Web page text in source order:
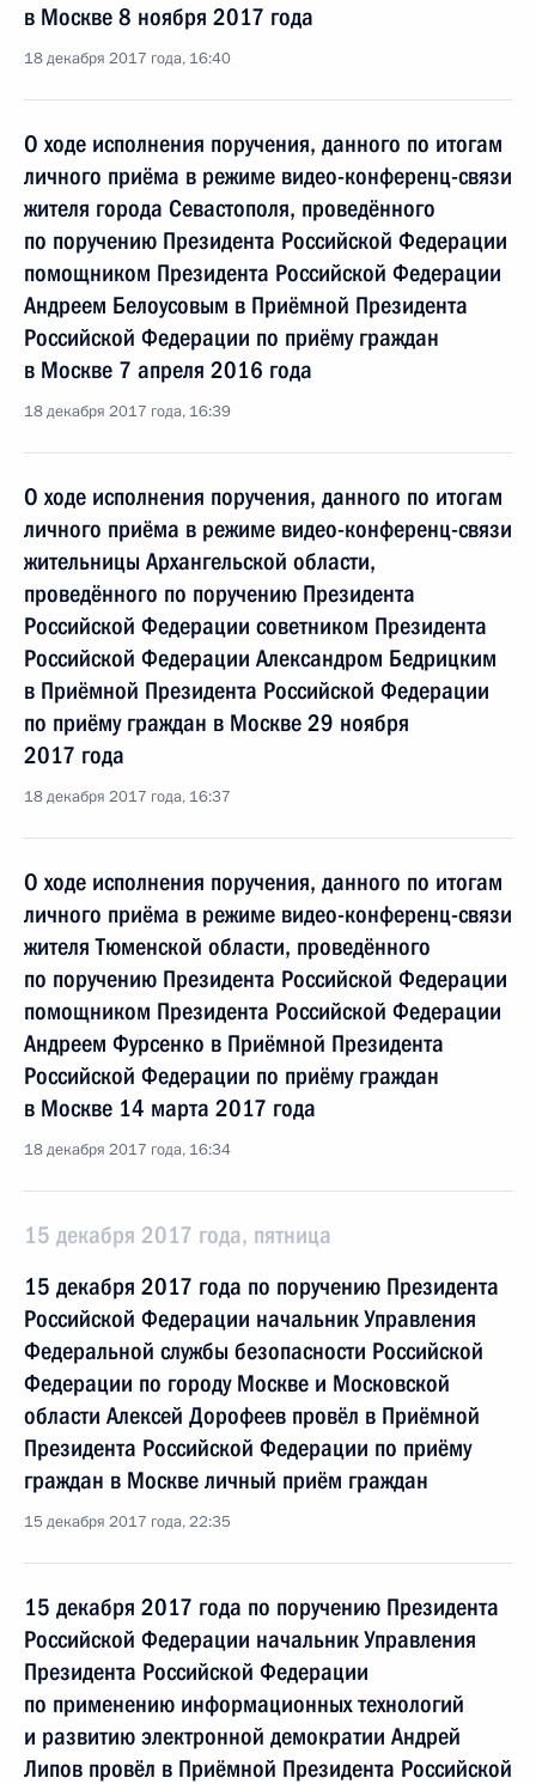
в Москве 8 ноября 2017 года
18 декабря 2017 года, 16:40
О ходе исполнения поручения, данного по итогам
личного приёма в режиме видео-конференц-связи
жителя города Севастополя, проведённого
по поручению Президента Российской Федерации
помощником Президента Российской Федерации
Андреем Белоусовым в Приёмной Президента
Российской Федерации по приёму граждан
в Москве 7 апреля 2016 года
18 декабря 2017 года, 16:39
О ходе исполнения поручения, данного по итогам
личного приёма в режиме видео-конференц-связи
жительницы Архангельской области,
проведённого по поручению Президента
Российской Федерации советником Президента
Российской Федерации Александром Бедрицким
в Приёмной Президента Российской Федерации
по приёму граждан в Москве 29 ноября
2017 года
18 декабря 2017 года, 16:37
О ходе исполнения поручения, данного по итогам
личного приёма в режиме видео-конференц-связи
жителя Тюменской области, проведённого
по поручению Президента Российской Федерации
помощником Президента Российской Федерации
Андреем Фурсенко в Приёмной Президента
Российской Федерации по приёму граждан
в Москве 14 марта 2017 года
18 декабря 2017 года, 16:34
15 декабря 2017 года, пятница
15 декабря 2017 года по поручению Президента
Российской Федерации начальник Управления
Федеральной службы безопасности Российской
Федерации по городу Москве и Московской
области Алексей Дорофеев провёл в Приёмной
Президента Российской Федерации по приёму
граждан в Москве личный приём граждан
15 декабря 2017 года, 22:35
15 декабря 2017 года по поручению Президента
Российской Федерации начальник Управления
Президента Российской Федерации
по применению информационных технологий
и развитию электронной демократии Андрей
Липов провёл в Приёмной Президента Российской